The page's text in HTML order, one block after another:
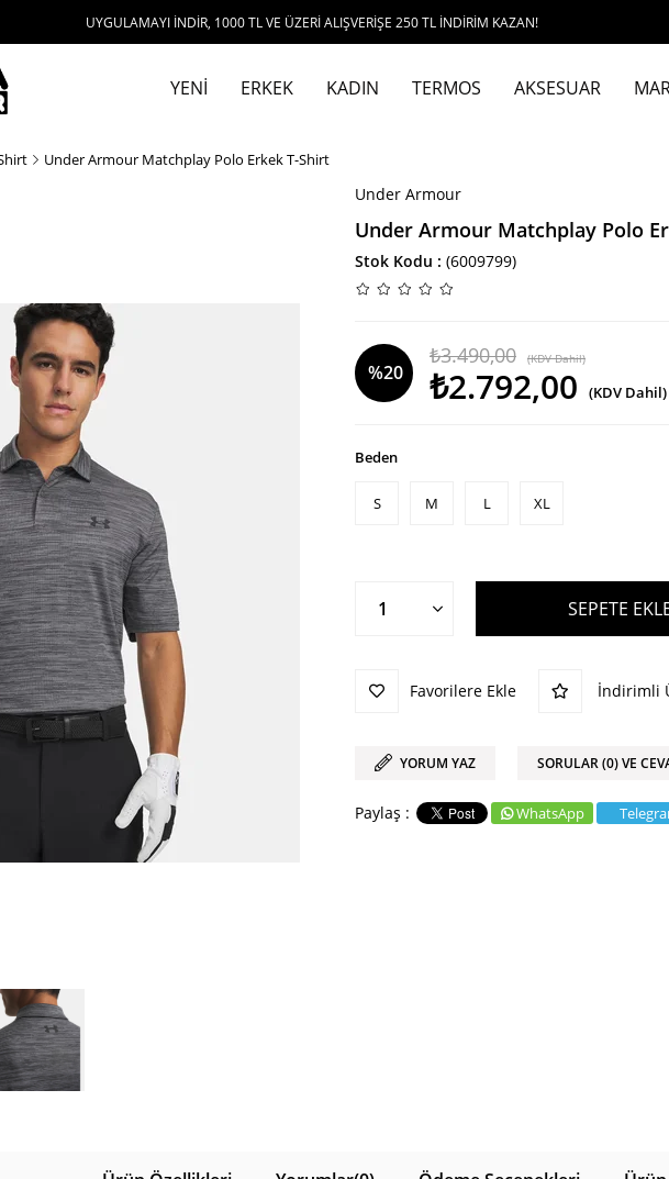
UYGULAMAYI İNDİR, 1000 TL VE ÜZERİ ALIŞVERİŞE 250 TL İNDİRİM KAZAN!
YENİ ERKEK KADIN TERMOS AKSESUAR
Under Armour Matchplay Polo Erkek T-Shirt
Under Armour
Under Armour Matchplay Polo
Stok Kodu (6009799)
%20
₺3.490,00 (KDV Dahil)
₺2.792,00 (KDV Dahil)
Beden
S M L XL
Favorilere Ekle İndirimli
YORUM YAZ SORULAR (0) VE
WhatsApp